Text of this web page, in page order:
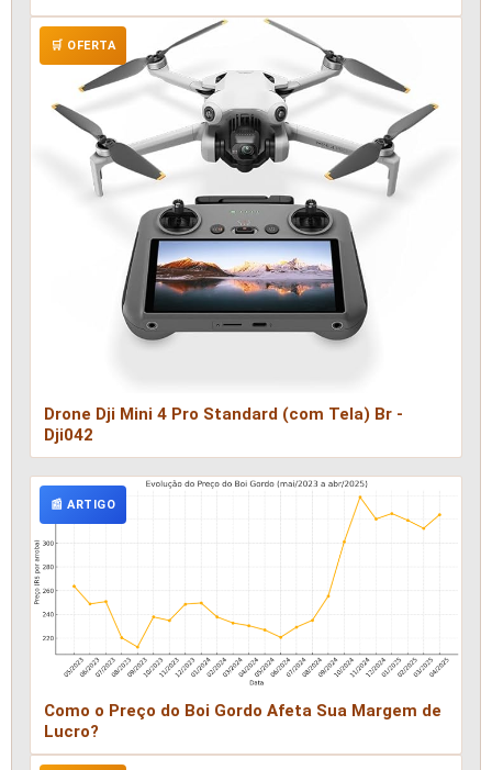
🛒 OFERTA
Drone Dji Mini 4 Pro Standard (com Tela) Br -
Dji042
📰 ARTIGO
Como o Preço do Boi Gordo Afeta Sua Margem de
Lucro?